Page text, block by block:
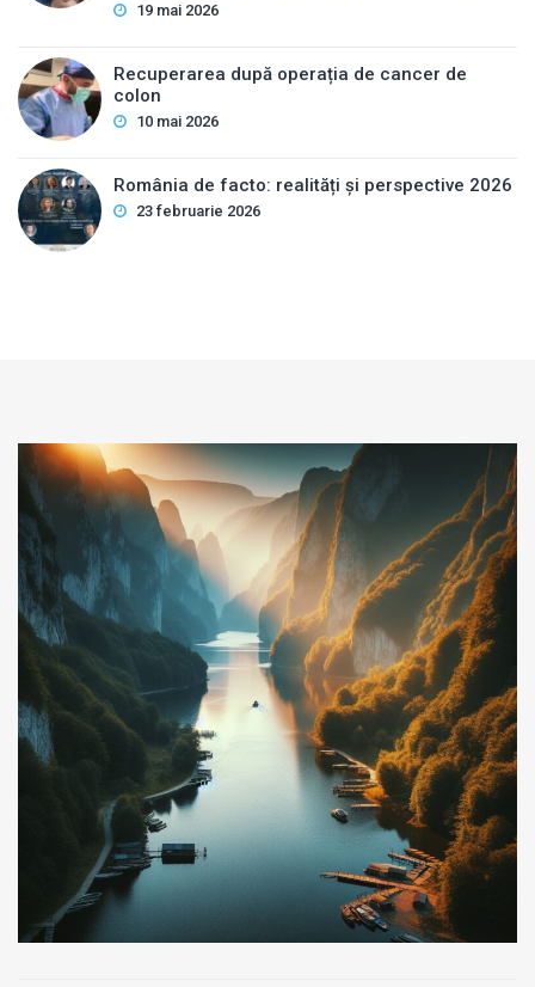
19 mai 2026
Recuperarea după operația de cancer de
colon
10 mai 2026
România de facto: realități și perspective 2026
23 februarie 2026